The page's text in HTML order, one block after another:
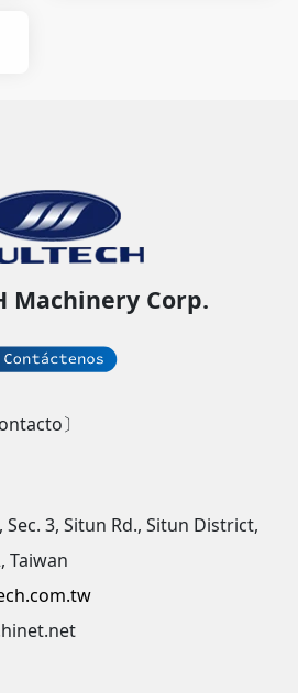
Machinery Corp.
〕
Sec. 3, Situn Rd., Situn District,
Taiwan